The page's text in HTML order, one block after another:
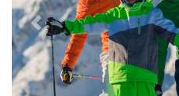
Previous